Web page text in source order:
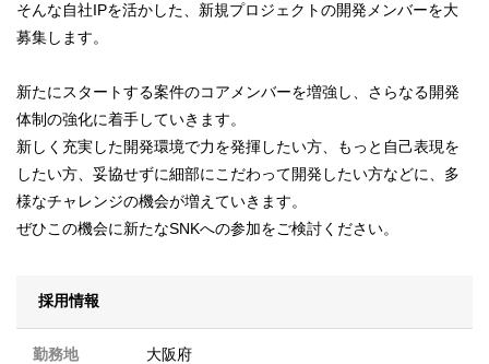
そんな自社IPを活かした、新規プロジェクトの開発メンバーを大
募集します。
新たにスタートする案件のコアメンバーを増強し、さらなる開発
体制の強化に着手していきます。
新しく充実した開発環境で力を発揮したい方、もっと自己表現を
したい方、妥協せずに細部にこだわって開発したい方などに、多
様なチャレンジの機会が増えていきます。
ぜひこの機会に新たなSNKへの参加をご検討ください。
採用情報
勤務地
大阪府